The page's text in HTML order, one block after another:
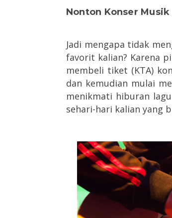
Nonton Konser
Jadi mengapa tidak
favorit kalian? Karena
membeli tiket (KTA)
dan kemudian mulai
menikmati hiburan
sehari-hari kalian yang